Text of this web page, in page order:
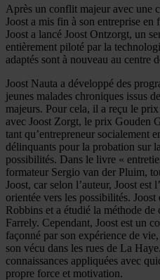
Après un conflit majeur avec une
Joost a mis fin à son entreprise
Joost a lancé Joost Ontzorgt, un
entièrement piloté par la
adaptés sont à nouveau au centre
Joost Nauta a développé des
jeunes malades chroniques issus
majeurs. Pour cela, il a reçu le
avec Joost Zorgt, le prix Gouden
tant qu’entrepreneur socialement
délinquants pour la probation sur
possibilités. Dans le livre «
formateur Sergio van der Pluim,
Joost, car selon l’auteur, Joost est
orientée vers les possibilités.
Robbins et a étudié la méthode
Farrely. Cependant, Joost est un
façonné par son expérience de
son vécu dans les rues de La
connaissances appliquées avec
propre force et motivation.